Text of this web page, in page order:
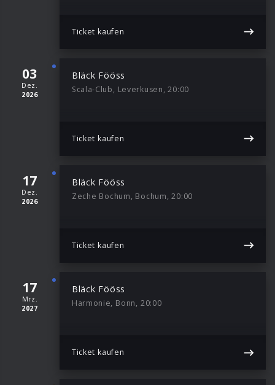
Ticket kaufen
03
Dez.
2026
Bläck Fööss
Scala-Club, Leverkusen, 20:00
Ticket kaufen
17
Dez.
2026
Bläck Fööss
Zeche Bochum, Bochum, 20:00
Ticket kaufen
17
Mrz.
2027
Bläck Fööss
Harmonie, Bonn, 20:00
Ticket kaufen